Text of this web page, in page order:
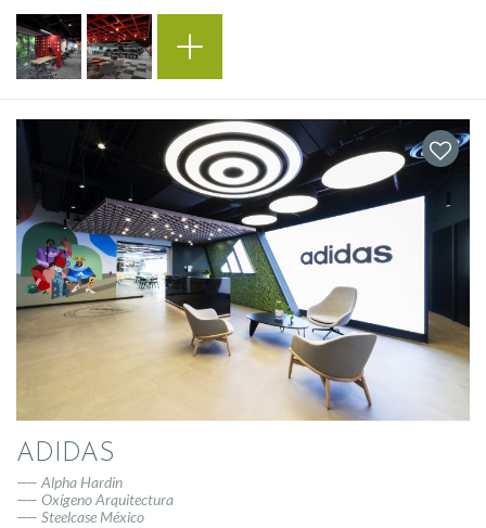
ADIDAS
Alpha Hardin
Oxígeno Arquitectura
Steelcase México